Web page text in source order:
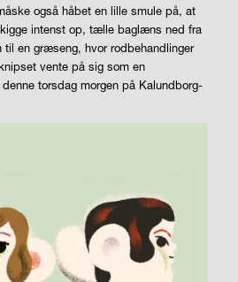
også håbet en lille smule på, at
intenst op, tælle baglæns ned fra
til en græseng, hvor rodbehandlinger
vente på sig som en
torsdag morgen på Kalundborg-